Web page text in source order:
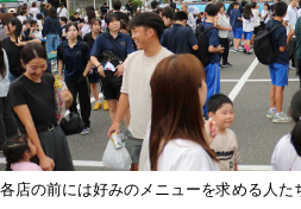
各店の前には好みのメニューを求める人た